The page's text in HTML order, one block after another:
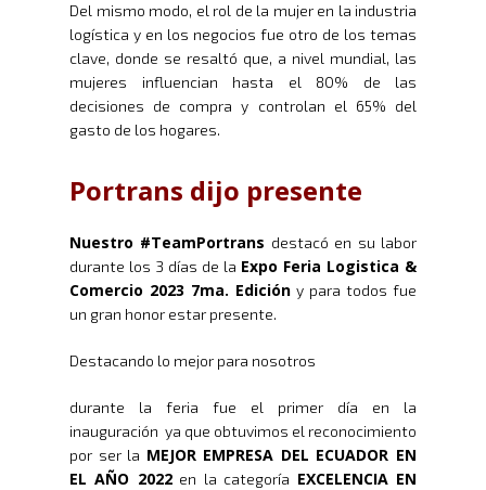
Del mismo modo, el rol de la mujer en la industria
logística y en los negocios fue otro de los temas
clave, donde se resaltó que, a nivel mundial, las
mujeres influencian hasta el 80% de las
decisiones de compra y controlan el 65% del
gasto de los hogares.
Portrans dijo presente
Nuestro #TeamPortrans destacó en su labor
durante los 3 días de la Expo Feria Logistica &
Comercio 2023 7ma. Edicióny para todos fue
un gran honor estar presente.
Destacando lo mejor para nosotros
durante la feria fue el primer día en la
inauguración ya que obtuvimos el reconocimiento
por ser la MEJOR EMPRESA DEL ECUADOR EN
EL AÑO 2022en la categoría EXCELENCIA EN